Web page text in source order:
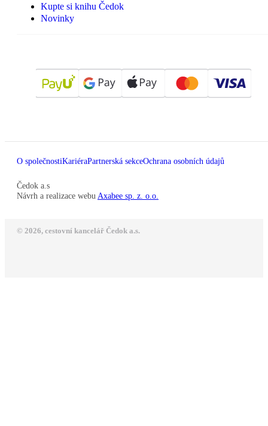
Kupte si knihu Čedok
Novinky
O společnostiKariéraPartnerská sekceOchrana osobních údajů
Čedok a.s
Návrh a realizace webu Axabee sp. z. o.o.
© 2026, cestovní kancelář Čedok a.s.